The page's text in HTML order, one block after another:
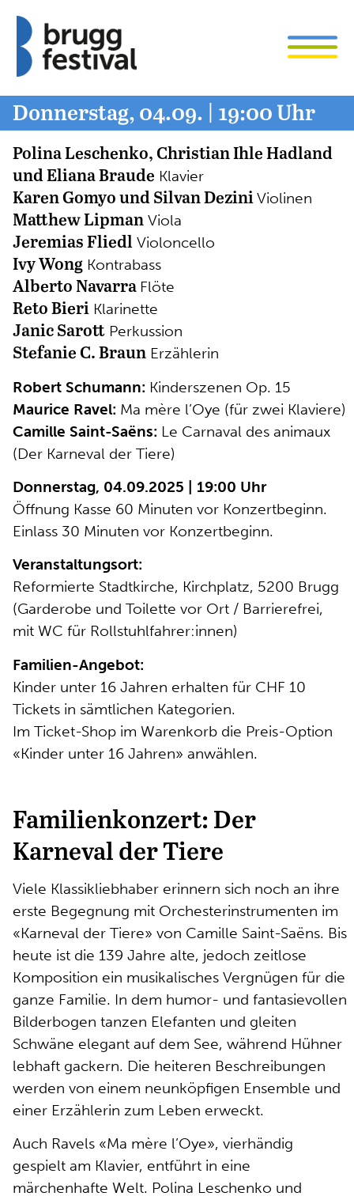
Donnerstag, 04.09. | 19:00 Uhr
Polina Leschenko,Christian Ihle Hadland
undEliana Braude Klavier
Karen GomyoundSilvan DeziniViolinen
Matthew Lipman Viola
Jeremias Fliedl Violoncello
Ivy Wong Kontrabass
Alberto Navarra Flöte
Reto Bieri Klarinette
Janic Sarott Perkussion
Stefanie C. Braun Erzählerin
Robert Schumann: Kinderszenen Op. 15
Maurice Ravel: Ma mère l’Oye (für zwei Klaviere)
Camille Saint-Saëns: Le Carnaval des animaux
(Der Karneval der Tiere)
Donnerstag, 04.09.2025 | 19:00 Uhr
Öffnung Kasse 60 Minuten vor Konzertbeginn.
Einlass 30 Minuten vor Konzertbeginn.
Veranstaltungsort:
Reformierte Stadtkirche, Kirchplatz, 5200 Brugg
(Garderobe und Toilette vor Ort / Barrierefrei,
mit WC für Rollstuhlfahrer:innen)
Familien-Angebot:
Kinder unter 16 Jahren erhalten für CHF 10
Tickets in sämtlichen Kategorien.
Im Ticket-Shop im Warenkorb die Preis-Option
«Kinder unter 16 Jahren» anwählen.
Familienkonzert: Der
Karneval der Tiere
Viele Klassikliebhaber erinnern sich noch an ihre
erste Begegnung mit Orchesterinstrumenten im
«Karneval der Tiere» von Camille Saint-Saëns. Bis
heute ist die 139 Jahre alte, jedoch zeitlose
Komposition ein musikalisches Vergnügen für die
ganze Familie. In dem humor- und fantasievollen
Bilderbogen tanzen Elefanten und gleiten
Schwäne elegant auf dem See, während Hühner
lebhaft gackern. Die heiteren Beschreibungen
werden von einem neunköpfigen Ensemble und
einer Erzählerin zum Leben erweckt.
Auch Ravels «Ma mère l’Oye», vierhändig
gespielt am Klavier, entführt in eine
märchenhafte Welt. Polina Leschenko und